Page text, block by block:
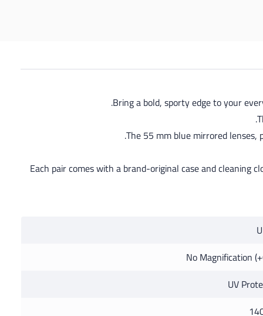
Bring a bold, sporty edge to your
The 55 mm blue mirrored
Each pair comes with a brand-original case and cleaning
No Magnification
UV